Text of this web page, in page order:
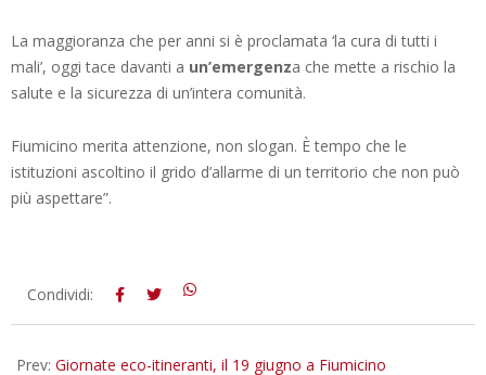
La maggioranza che per anni si è proclamata ‘la cura di tutti i
mali’, oggi tace davanti a un’emergenza che mette a rischio la
salute e la sicurezza di un’intera comunità.
Fiumicino merita attenzione, non slogan. È tempo che le
istituzioni ascoltino il grido d’allarme di un territorio che non può
più aspettare”.
2025-
Condividi:
Prev: Giornate eco-itineranti, il 19 giugno a Fiumicino